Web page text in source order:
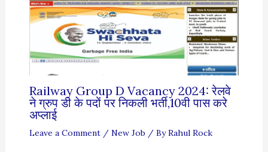
Railway Group D Vacancy 2024: रेलवे
ने ग्रुप डी के पदों पर निकली भर्ती,10वी पास करे
अप्लाई
Leave a Comment / New Job / ByRahul Rock